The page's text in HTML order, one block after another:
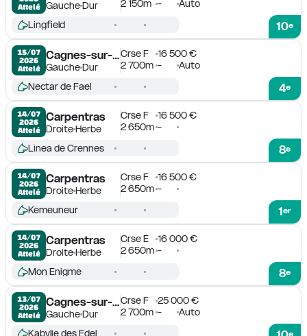
Attelé
GaucheDur
2 150m - Auto
10e
Lingfield
15/07
2026
Attelé
Cagnes-sur-Mer
GaucheDur
Crse F
16 500 €
2 700m - Auto
4e
Nectar de Fael
14/07
2026
Attelé
Carpentras
DroiteHerbe
Crse F
16 500 €
2 650m -
8e
Linea de Crennes
14/07
2026
Attelé
Carpentras
DroiteHerbe
Crse F
16 500 €
2 650m -
1er
Kemeuneur
14/07
2026
Attelé
Carpentras
DroiteHerbe
Crse E
16 000 €
2 650m -
8e
Mon Enigme
13/07
2026
Attelé
Cagnes-sur-Mer
GaucheDur
Crse F
25 000 €
2 700m - Auto
e
Kabylie des Edel